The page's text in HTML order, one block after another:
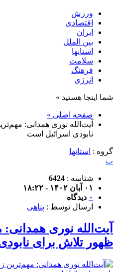
ورزش
اقتصادی
ایران
بین الملل
استانها
سلامت
فرهنگ
انرژی
شما اینجا هستید »
صفحه اصلی »
آیت‌الله نوری همدانی:
نابودی اسرائیل است
گروه : استانها
پ
شناسه : 6424
۰۱ آبان ۱۴۰۲ - ۱۸:۲۲
۰ دیدگاه
ارسال توسط : پناهی
آیت‌الله نوری
ظهور تلاش برای